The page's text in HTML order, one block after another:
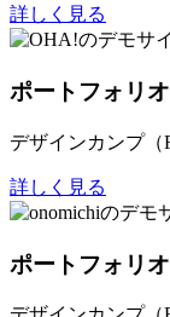
詳しく見る
ポートフォリ
デザインカンプ（
詳しく見る
ポートフォリ